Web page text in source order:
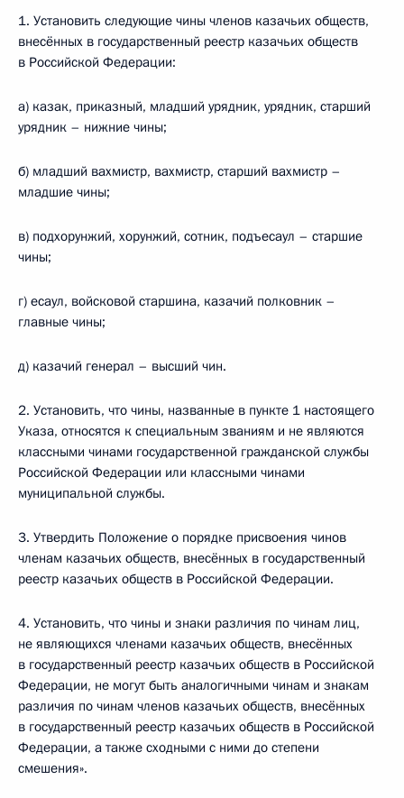
1. Установить следующие чины членов казачьих обществ,
внесённых в государственный реестр казачьих обществ
в Российской Федерации:
а) казак, приказный, младший урядник, урядник, старший
урядник – нижние чины;
б) младший вахмистр, вахмистр, старший вахмистр –
младшие чины;
в) подхорунжий, хорунжий, сотник, подъесаул – старшие
чины;
г) есаул, войсковой старшина, казачий полковник –
главные чины;
д) казачий генерал – высший чин.
2. Установить, что чины, названные в пункте 1 настоящего
Указа, относятся к специальным званиям и не являются
классными чинами государственной гражданской службы
Российской Федерации или классными чинами
муниципальной службы.
3. Утвердить Положение о порядке присвоения чинов
членам казачьих обществ, внесённых в государственный
реестр казачьих обществ в Российской Федерации.
4. Установить, что чины и знаки различия по чинам лиц,
не являющихся членами казачьих обществ, внесённых
в государственный реестр казачьих обществ в Российской
Федерации, не могут быть аналогичными чинам и знакам
различия по чинам членов казачьих обществ, внесённых
в государственный реестр казачьих обществ в Российской
Федерации, а также сходными с ними до степени
смешения».